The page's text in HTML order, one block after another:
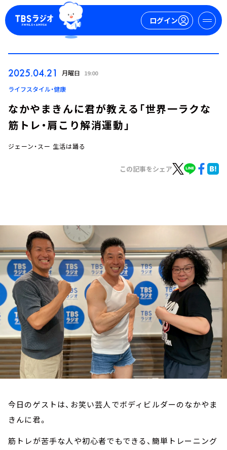
ログイン
ログイン
お知らせ
イベント・グッズ
YouTube
会社情報
2025.04.21 月曜日 19:00
ライフスタイル・健康
なかやまきんに君が教える「世界一ラクな
筋トレ・肩こり解消運動」
ジェーン・スー 生活は踊る
この記事をシェア
今日のゲストは、お笑い芸人でボディビルダーのなかやま
きんに君。
筋トレが苦手な人や初心者でもできる、簡単トレーニング